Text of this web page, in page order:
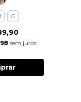
G
sem juros